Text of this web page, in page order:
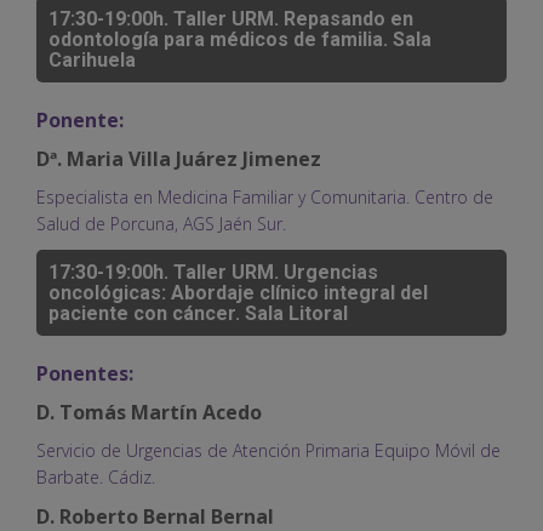
17:30-19:00h. Taller URM. Repasando en
odontología para médicos de familia. Sala
Carihuela
Ponente:
Dª. Maria Villa Juárez Jimenez
Especialista en Medicina Familiar y Comunitaria. Centro de
Salud de Porcuna, AGS Jaén Sur.
17:30-19:00h. Taller URM. Urgencias
oncológicas: Abordaje clínico integral del
paciente con cáncer. Sala Litoral
Ponentes:
D. Tomás Martín Acedo
Servicio de Urgencias de Atención Primaria Equipo Móvil de
Barbate. Cádiz.
D. Roberto Bernal Bernal